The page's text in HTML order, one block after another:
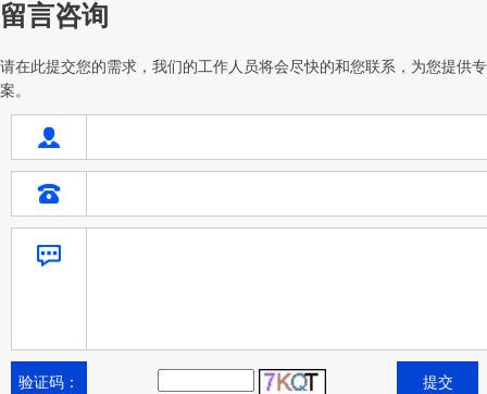
留言咨询
请在此提交您的需求，我们的工作人员将会尽快的和您联系，为您提供
案。
验证码：